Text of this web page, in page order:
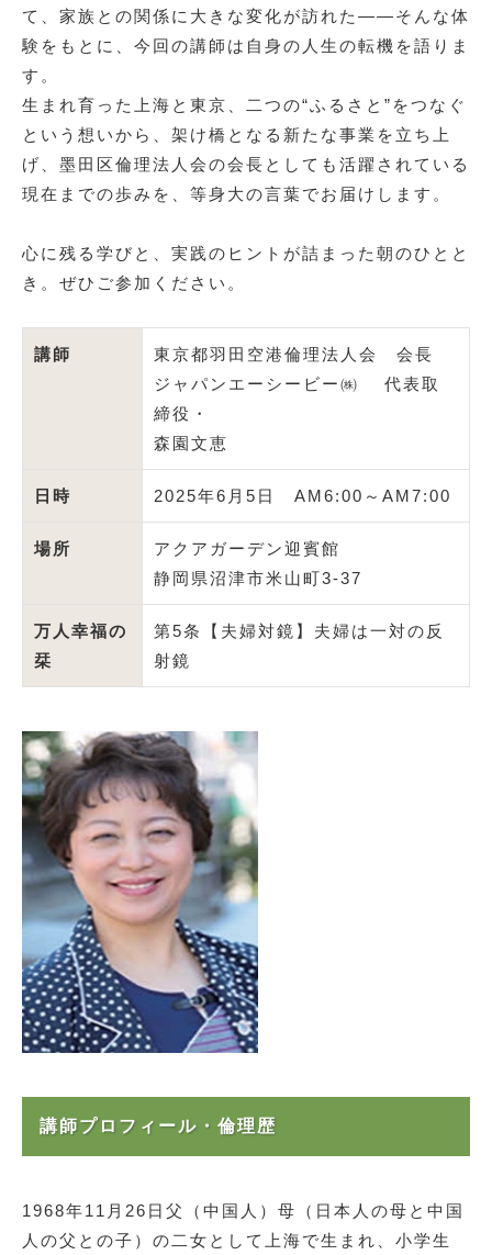
て、家族との関係に大きな変化が訪れた――そんな体
験をもとに、今回の講師は自身の人生の転機を語りま
す。
生まれ育った上海と東京、二つの“ふるさと”をつなぐ
という想いから、架け橋となる新たな事業を立ち上
げ、墨田区倫理法人会の会長としても活躍されている
現在までの歩みを、等身大の言葉でお届けします。
心に残る学びと、実践のヒントが詰まった朝のひとと
き。ぜひご参加ください。
講師
東京都羽田空港倫理法人会 会長
ジャパンエーシービー㈱ 代表取
締役・
森園文恵
日時 2025年6月5日 AM6:00～AM7:00
場所
アクアガーデン迎賓館
静岡県沼津市米山町3-37
万人幸福の
栞
第5条【夫婦対鏡】夫婦は一対の反
射鏡
講師プロフィール・倫理歴
1968年11月26日父（中国人）母（日本人の母と中国
人の父との子）の二女として上海で生まれ、小学生